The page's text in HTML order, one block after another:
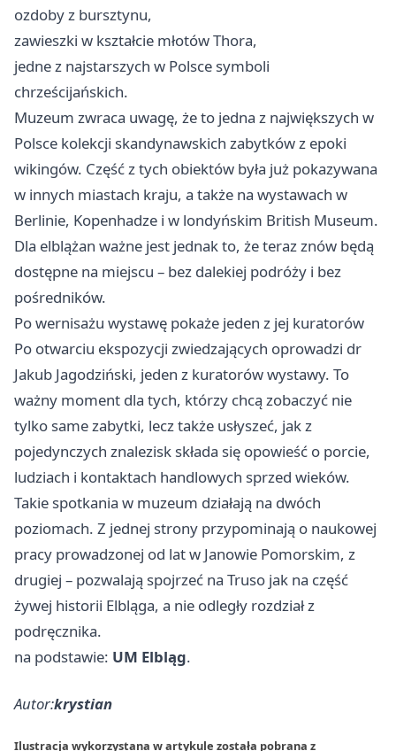
ozdoby z bursztynu,
zawieszki w kształcie młotów Thora,
jedne z najstarszych w Polsce symboli
chrześcijańskich.
Muzeum zwraca uwagę, że to jedna z największych w
Polsce kolekcji skandynawskich zabytków z epoki
wikingów. Część z tych obiektów była już pokazywana
w innych miastach kraju, a także na wystawach w
Berlinie, Kopenhadze i w londyńskim British Museum.
Dla elblążan ważne jest jednak to, że teraz znów będą
dostępne na miejscu – bez dalekiej podróży i bez
pośredników.
Po wernisażu wystawę pokaże jeden z jej kuratorów
Po otwarciu ekspozycji zwiedzających oprowadzi dr
Jakub Jagodziński, jeden z kuratorów wystawy. To
ważny moment dla tych, którzy chcą zobaczyć nie
tylko same zabytki, lecz także usłyszeć, jak z
pojedynczych znalezisk składa się opowieść o porcie,
ludziach i kontaktach handlowych sprzed wieków.
Takie spotkania w muzeum działają na dwóch
poziomach. Z jednej strony przypominają o naukowej
pracy prowadzonej od lat w Janowie Pomorskim, z
drugiej – pozwalają spojrzeć na Truso jak na część
żywej historii Elbląga, a nie odległy rozdział z
podręcznika.
na podstawie: UM Elbląg.
Autor:krystian
Ilustracja wykorzystana w artykule została pobrana z